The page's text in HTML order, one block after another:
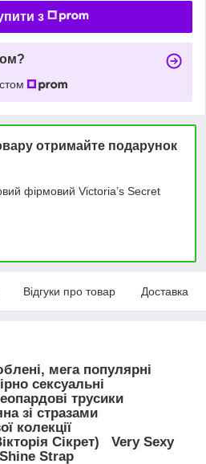
з
отримайте подарунок
фірмовий Victoria’s Secret
Відгуки про товар Доставка
мега популярні
сексуальні
трусики
зі стразами
колекції
Сікрет) Very Sexy
Strap